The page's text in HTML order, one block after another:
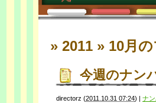
» 2011 » 10月
今週のナン
directorz (2011.10.31 07:24) | ナ